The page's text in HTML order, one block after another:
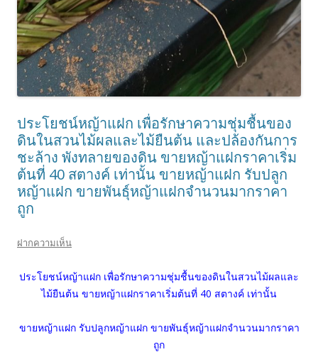
ประโยชน์หญ้าแฝก เพื่อรักษาความชุ่มชื้นของ
ดินในสวนไม้ผลและไม้ยืนต้น และปล้องกันการ
ชะล้าง พังทลายของดิน ขายหญ้าแฝกราคาเริ่ม
ต้นที่ 40 สตางค์ เท่านั้น ขายหญ้าแฝก รับปลูก
หญ้าแฝก ขายพันธุ์หญ้าแฝกจำนวนมากราคา
ถูก
ฝากความเห็น
ประโยชน์หญ้าแฝก เพื่อรักษาความชุ่มชื้นของดินในสวนไม้ผลและ
ไม้ยืนต้น ขายหญ้าแฝกราคาเริ่มต้นที่ 40 สตางค์ เท่านั้น
ขายหญ้าแฝก รับปลูกหญ้าแฝก ขายพันธุ์หญ้าแฝกจำนวนมากราคา
ถูก